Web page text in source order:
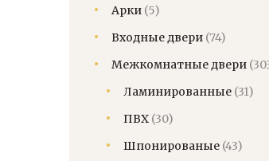
Арки (5)
Входные двери (74)
Межкомнатные двери
Ламинированные (31)
ПВХ (30)
Шпонированые (43)